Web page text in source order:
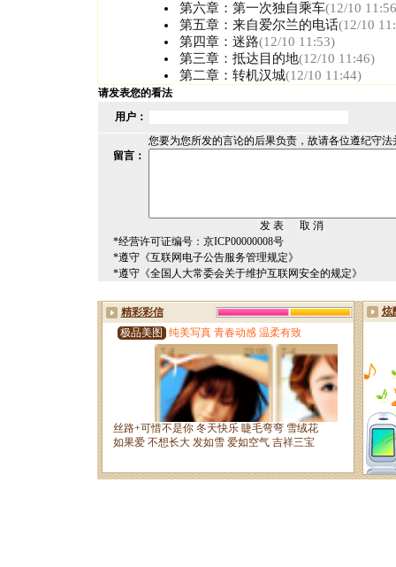
第六章：第一次独自乘车(12/10
第五章：来自爱尔兰的电话(12/10
第四章：迷路(12/10 11:53)
第三章：抵达目的地(12/10 11:46)
第二章：转机汉城(12/10 11:44)
请发表您的看法
用户：
您要为您所发的言论的后果负责，故请各位遵纪守
留言：
*经营许可证编号：京ICP00000008号
*遵守《互联网电子公告服务管理规定》
*遵守《全国人大常委会关于维护互联网安全的规定》